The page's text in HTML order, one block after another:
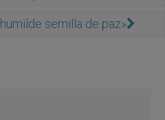
semilla de paz»